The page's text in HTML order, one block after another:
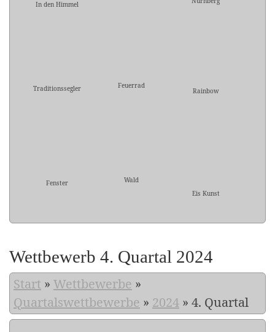
In den Himmel
Traditionssegler Feuerrad
Rainbow
Fenster
Wald
Eis Kunst
Wettbewerb 4. Quartal 2024
Start » Wettbewerbe »
Quartalswettbewerbe » 2024 » 4. Quartal